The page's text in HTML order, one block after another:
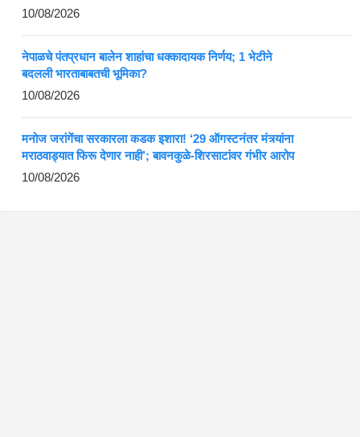
10/08/2026
नेपाळचे पंतप्रधान बालेन शाहांचा धक्कादायक निर्णय; 1 भेटीने
बदलली भारताबाबतची भूमिका?
10/08/2026
मनोज जरांगेंचा सरकारला कडक इशारा! ‘29 ऑगस्टनंतर मंत्र्यांना
मराठवाड्यात फिरू देणार नाही’; बावनकुळे-शिरसाटांवर गंभीर आरोप
10/08/2026